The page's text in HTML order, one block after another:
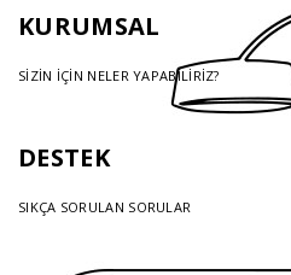
KURUMSAL
SİZİN İÇİN NELER YAPABİLİRİZ?
DESTEK
SIKÇA SORULAN SORULAR